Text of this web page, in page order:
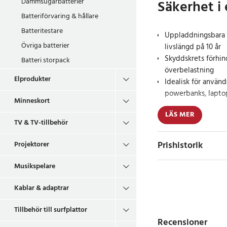
Batteriförvaring & hållare
Batteritestare
Övriga batterier
Batteri storpack
Elprodukter
Minneskort
TV & TV-tillbehör
Projektorer
Musikspelare
Kablar & adaptrar
Tillbehör till surfplattor
Säkerhet
livslängd på 10 år
Skyddskrets
överbelastning
Idealisk för
powerbanks,
Är du trött på att
högpresterande
batterier i 2-pack är
skyddskrets som
ett säkert och
kräver mer effekt än
LÄS MER
Prishistorik
Recensioner